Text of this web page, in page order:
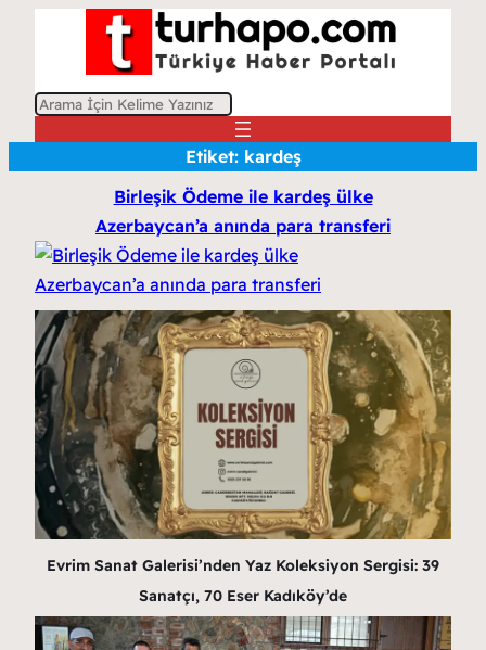
A
Etiket: kardeş
Birleşik Ödeme ile kardeş ülke
Azerbaycan’a anında para transferi
Evrim Sanat Galerisi’nden Yaz Koleksiyon Sergisi: 39
Sanatçı, 70 Eser Kadıköy’de